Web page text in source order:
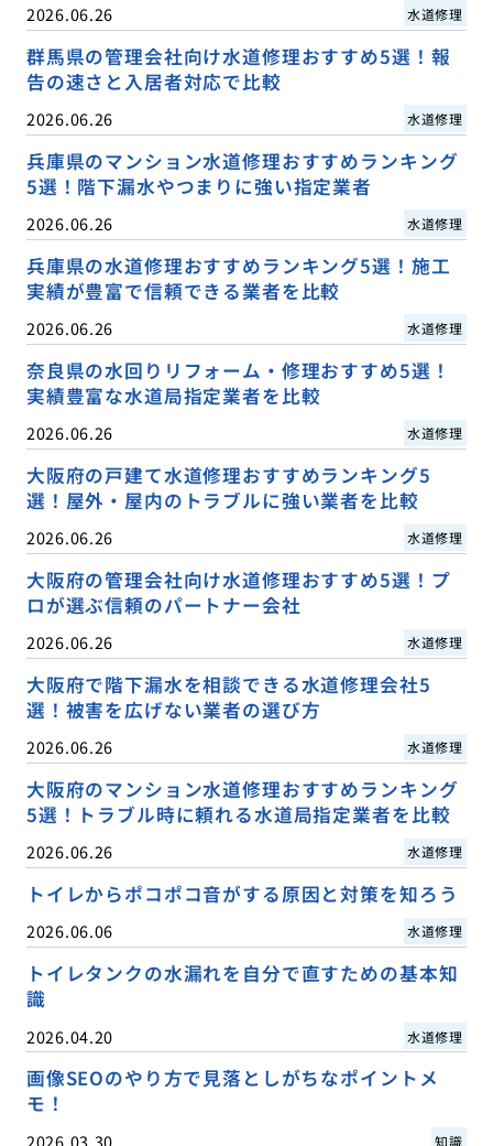
2026.06.26 水道修理
群馬県の管理会社向け水道修理おすすめ5選！報
告の速さと入居者対応で比較
2026.06.26 水道修理
兵庫県のマンション水道修理おすすめランキング
5選！階下漏水やつまりに強い指定業者
2026.06.26 水道修理
兵庫県の水道修理おすすめランキング5選！施工
実績が豊富で信頼できる業者を比較
2026.06.26 水道修理
奈良県の水回りリフォーム・修理おすすめ5選！
実績豊富な水道局指定業者を比較
2026.06.26 水道修理
大阪府の戸建て水道修理おすすめランキング5
選！屋外・屋内のトラブルに強い業者を比較
2026.06.26 水道修理
大阪府の管理会社向け水道修理おすすめ5選！プ
ロが選ぶ信頼のパートナー会社
2026.06.26 水道修理
大阪府で階下漏水を相談できる水道修理会社5
選！被害を広げない業者の選び方
2026.06.26 水道修理
大阪府のマンション水道修理おすすめランキング
5選！トラブル時に頼れる水道局指定業者を比較
2026.06.26 水道修理
トイレからポコポコ音がする原因と対策を知ろう
2026.06.06 水道修理
トイレタンクの水漏れを自分で直すための基本知
識
2026.04.20 水道修理
画像SEOのやり方で見落としがちなポイントメ
モ！
2026.03.30 知識